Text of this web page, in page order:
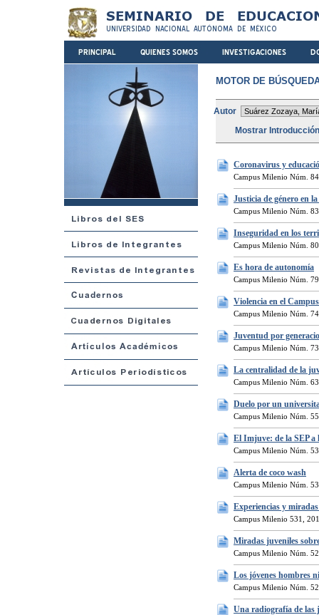
MOTOR DE
Autor
Mostrar
Coronavirus y
Campus Milenio Núm.
Justicia de género en
Campus Milenio Núm.
Inseguridad en los
Campus Milenio Núm.
Es hora de autonomía
Campus Milenio Núm.
Violencia en el
Campus Milenio Núm.
Juventud por
Campus Milenio Núm.
La centralidad de la
Campus Milenio Núm.
Duelo por un
Campus Milenio Núm.
El Imjuve: de la SEP a
Campus Milenio Núm.
Alerta de coco wash
Campus Milenio Núm.
Experiencias y
Campus Milenio 531,
Miradas juveniles
Campus Milenio Núm.
Los jóvenes hombres
Campus Milenio Núm.
Una radiografía de las